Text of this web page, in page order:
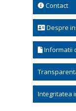
Contact
Despre
Informatii
Integritatea